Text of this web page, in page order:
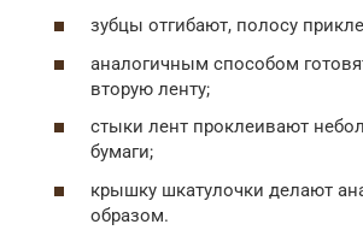
зубцы отгибают, полосу
аналогичным способом
вторую ленту;
стыки лент проклеивают
бумаги;
крышку шкатулочки делают
образом.